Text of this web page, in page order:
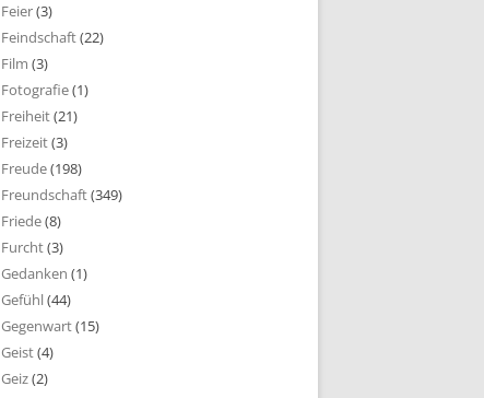
Feier(3)
Feindschaft(22)
Film (3)
Fotografie(1)
Freiheit(21)
Freizeit(3)
Freude(198)
Freundschaft(349)
Friede(8)
Furcht(3)
Gedanken (1)
Gefühl(44)
Gegenwart(15)
Geist(4)
Geiz(2)